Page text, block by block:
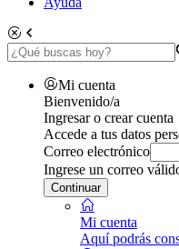
Mi cuenta
Bienvenido/a
Ingresar o crear cuenta
Accede a tus datos
Correo electrónico
Ingrese un correo
Continuar
Mi cuenta
Aquí podrás